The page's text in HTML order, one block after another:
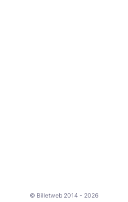
© Billetweb 2014 - 2026